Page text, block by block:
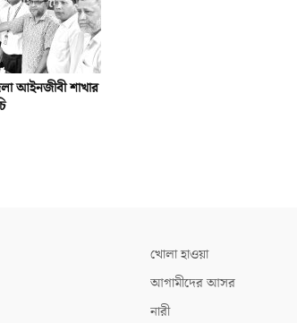
আইনজীবী শাখার
খোলা হাওয়া
আগামীদের আসর
নারী